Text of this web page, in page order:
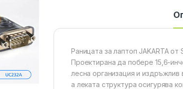
Раницата за лаптоп JAKARTA
Проектирана да побере 15,6-
лесна организация и
а леката структура осигурява